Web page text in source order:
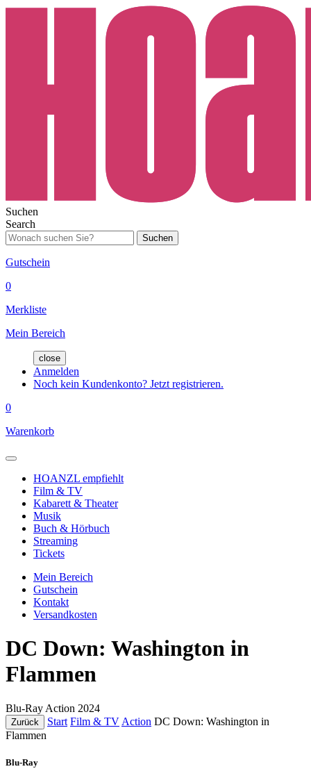
Suchen
Search
Suchen
Gutschein
0
Merkliste
Mein Bereich
close
Anmelden
Noch kein Kundenkonto? Jetzt registrieren.
0
Warenkorb
HOANZL empfiehlt
Film & TV
Kabarett & Theater
Musik
Buch & Hörbuch
Streaming
Tickets
Mein Bereich
Gutschein
Kontakt
Versandkosten
DC Down: Washington in
Flammen
Blu-Ray Action 2024
Zurück Start Film & TV Action DC Down: Washington in
Flammen
Blu-Ray